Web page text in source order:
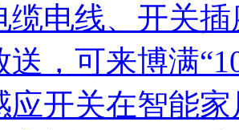
缆电线、开关
送，可来博满
应开关在智能